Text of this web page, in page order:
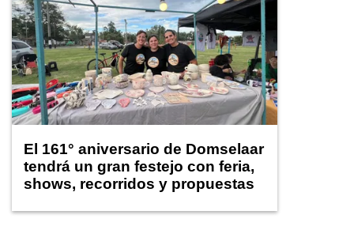
El 161° aniversario de Domselaar
tendrá un gran festejo con feria,
shows, recorridos y propuestas